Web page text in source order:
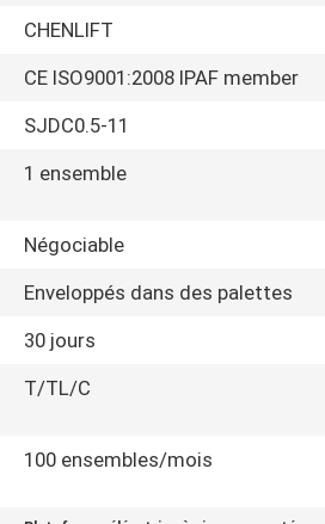
CHENLIFT
CE ISO9001:2008 IPAF member
SJDC0.5-11
1 ensemble
Négociable
Enveloppés dans des palettes
30 jours
T/TL/C
100 ensembles/mois